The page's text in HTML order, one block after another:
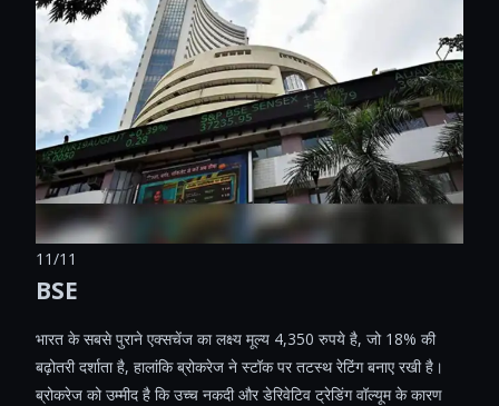
11/11
BSE
भारत के सबसे पुराने एक्सचेंज का लक्ष्य मूल्य 4,350 रुपये है, जो 18% की
बढ़ोतरी दर्शाता है, हालांकि ब्रोकरेज ने स्टॉक पर तटस्थ रेटिंग बनाए रखी है।
ब्रोकरेज को उम्मीद है कि उच्च नकदी और डेरिवेटिव ट्रेडिंग वॉल्यूम के कारण